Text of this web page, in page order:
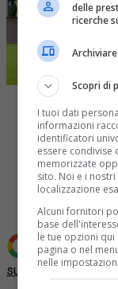
Share
Tweet
Aggiungi
su Google
delle
ricerche
Scopri di
I tuoi dati
informazioni
identificatori
essere condivise
memorizzate
sito. Noi e i
localizzazione
Alcuni fornitori
base
le tue opzioni qui
pagina o nel
nelle